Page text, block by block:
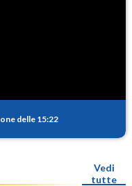
delle 15:22
Vedi
tutte